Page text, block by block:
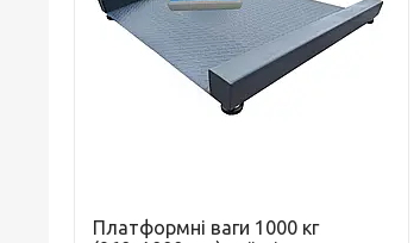
Платформні ваги 1000 кг